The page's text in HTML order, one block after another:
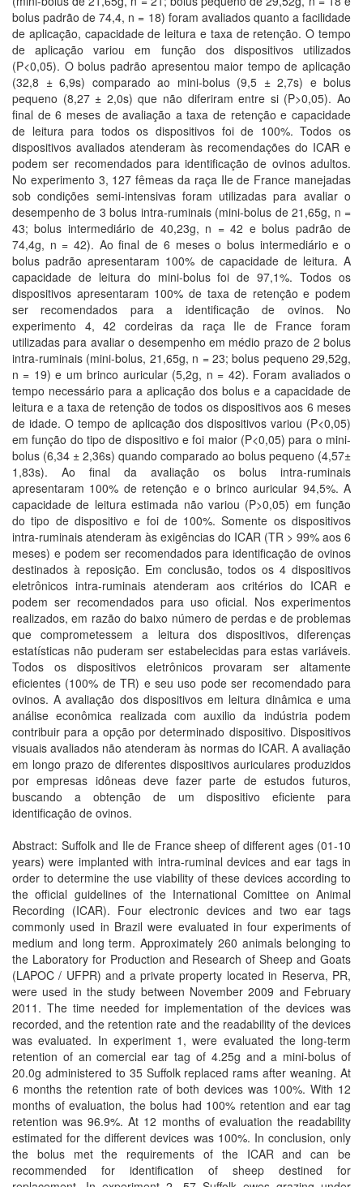
bolus padrão de 74,4, n = 18) foram avaliados quanto a facilidade
de aplicação, capacidade de leitura e taxa de retenção. O tempo
de aplicação variou em função dos dispositivos utilizados
(P<0,05). O bolus padrão apresentou maior tempo de aplicação
(32,8 ± 6,9s) comparado ao mini-bolus (9,5 ± 2,7s) e bolus
pequeno (8,27 ± 2,0s) que não diferiram entre si (P>0,05). Ao
final de 6 meses de avaliação a taxa de retenção e capacidade
de leitura para todos os dispositivos foi de 100%. Todos os
dispositivos avaliados atenderam às recomendações do ICAR e
podem ser recomendados para identificação de ovinos adultos.
No experimento 3, 127 fêmeas da raça Ile de France manejadas
sob condições semi-intensivas foram utilizadas para avaliar o
desempenho de 3 bolus intra-ruminais (mini-bolus de 21,65g, n =
43; bolus intermediário de 40,23g, n = 42 e bolus padrão de
74,4g, n = 42). Ao final de 6 meses o bolus intermediário e o
bolus padrão apresentaram 100% de capacidade de leitura. A
capacidade de leitura do mini-bolus foi de 97,1%. Todos os
dispositivos apresentaram 100% de taxa de retenção e podem
ser recomendados para a identificação de ovinos. No
experimento 4, 42 cordeiras da raça Ile de France foram
utilizadas para avaliar o desempenho em médio prazo de 2 bolus
intra-ruminais (mini-bolus, 21,65g, n = 23; bolus pequeno 29,52g,
n = 19) e um brinco auricular (5,2g, n = 42). Foram avaliados o
tempo necessário para a aplicação dos bolus e a capacidade de
leitura e a taxa de retenção de todos os dispositivos aos 6 meses
de idade. O tempo de aplicação dos dispositivos variou (P<0,05)
em função do tipo de dispositivo e foi maior (P<0,05) para o mini-
bolus (6,34 ± 2,36s) quando comparado ao bolus pequeno (4,57±
1,83s). Ao final da avaliação os bolus intra-ruminais
apresentaram 100% de retenção e o brinco auricular 94,5%. A
capacidade de leitura estimada não variou (P>0,05) em função
do tipo de dispositivo e foi de 100%. Somente os dispositivos
intra-ruminais atenderam às exigências do ICAR (TR > 99% aos 6
meses) e podem ser recomendados para identificação de ovinos
destinados à reposição. Em conclusão, todos os 4 dispositivos
eletrônicos intra-ruminais atenderam aos critérios do ICAR e
podem ser recomendados para uso oficial. Nos experimentos
realizados, em razão do baixo número de perdas e de problemas
que comprometessem a leitura dos dispositivos, diferenças
estatísticas não puderam ser estabelecidas para estas variáveis.
Todos os dispositivos eletrônicos provaram ser altamente
eficientes (100% de TR) e seu uso pode ser recomendado para
ovinos. A avaliação dos dispositivos em leitura dinâmica e uma
análise econômica realizada com auxilio da indústria podem
contribuir para a opção por determinado dispositivo. Dispositivos
visuais avaliados não atenderam às normas do ICAR. A avaliação
em longo prazo de diferentes dispositivos auriculares produzidos
por empresas idôneas deve fazer parte de estudos futuros,
buscando a obtenção de um dispositivo eficiente para
identificação de ovinos.
Abstract: Suffolk and Ile de France sheep of different ages (01-10
years) were implanted with intra-ruminal devices and ear tags in
order to determine the use viability of these devices according to
the official guidelines of the International Comittee on Animal
Recording (ICAR). Four electronic devices and two ear tags
commonly used in Brazil were evaluated in four experiments of
medium and long term. Approximately 260 animals belonging to
the Laboratory for Production and Research of Sheep and Goats
(LAPOC / UFPR) and a private property located in Reserva, PR,
were used in the study between November 2009 and February
2011. The time needed for implementation of the devices was
recorded, and the retention rate and the readability of the devices
was evaluated. In experiment 1, were evaluated the long-term
retention of an comercial ear tag of 4.25g and a mini-bolus of
20.0g administered to 35 Suffolk replaced rams after weaning. At
6 months the retention rate of both devices was 100%. With 12
months of evaluation, the bolus had 100% retention and ear tag
retention was 96.9%. At 12 months of evaluation the readability
estimated for the different devices was 100%. In conclusion, only
the bolus met the requirements of the ICAR and can be
recommended for identification of sheep destined for